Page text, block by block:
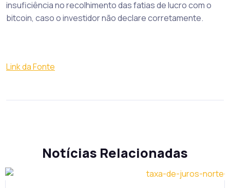
insuficiência no recolhimento das fatias de lucro com o
bitcoin, caso o investidor não declare corretamente.
Link da Fonte
Notícias Relacionadas